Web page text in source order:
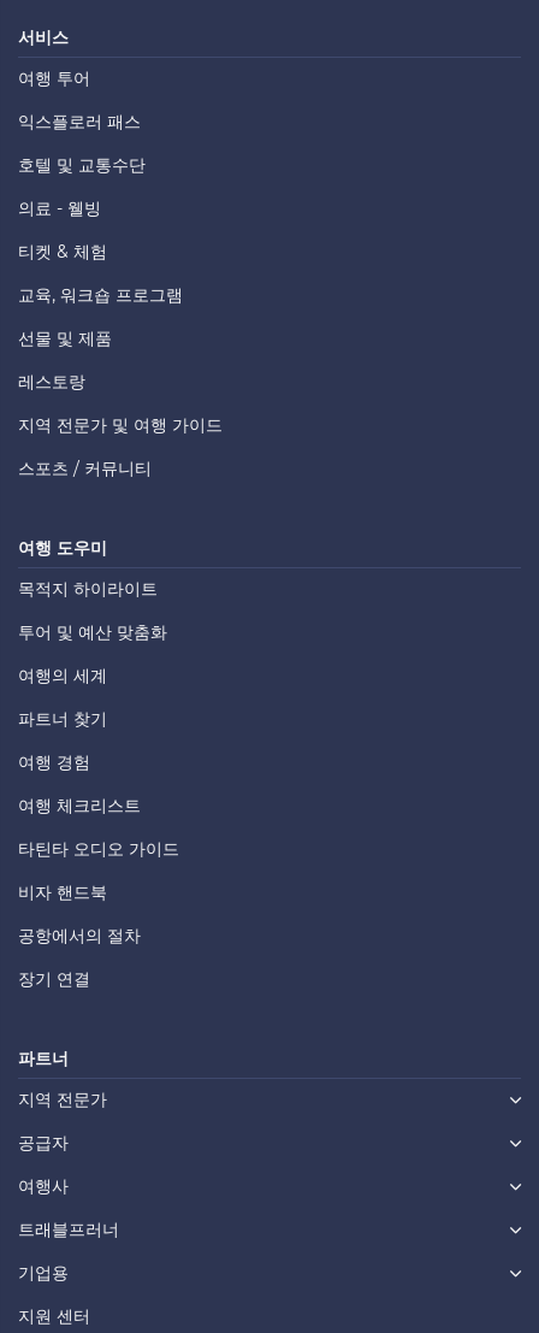
서비스
여행 투어
익스플로러 패스
호텔 및 교통수단
의료 - 웰빙
티켓 & 체험
교육, 워크숍 프로그램
선물 및 제품
레스토랑
지역 전문가 및 여행 가이드
스포츠 / 커뮤니티
여행 도우미
목적지 하이라이트
투어 및 예산 맞춤화
여행의 세계
파트너 찾기
여행 경험
여행 체크리스트
타틴타 오디오 가이드
비자 핸드북
공항에서의 절차
장기 연결
파트너
지역 전문가
공급자
여행사
트래블프러너
기업용
지원 센터